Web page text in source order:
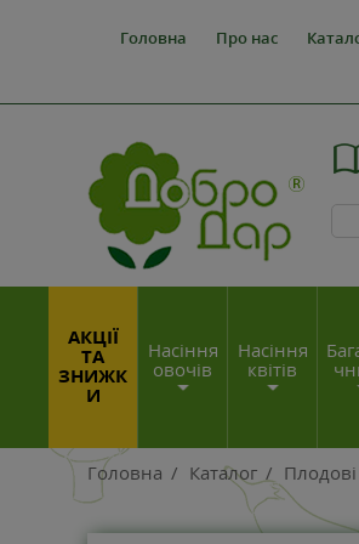
Головна Про нас
АКЦІЇ
ТА
ЗНИЖК
И
Насіння
овочів
Насіння
квітів
Головна / Каталог /